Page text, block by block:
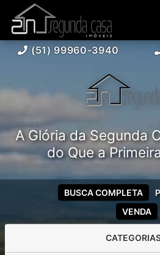
(51) 99960-3940
A Glória da Segunda
do Que a
VENDA
BUSCA COMPLETA